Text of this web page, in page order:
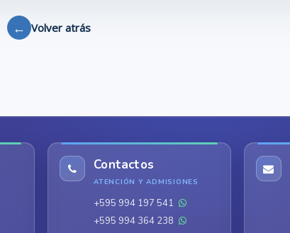
← Volver atrás
Contactos
ATENCIÓN Y ADMISIONES
+595 994 197 541
+595 994 364 238